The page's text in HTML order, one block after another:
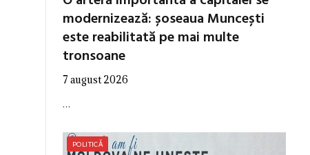
modernizează: șoseaua Muncești
este reabilitată pe mai multe
tronsoane
7 august 2026
…
POLITICĂ